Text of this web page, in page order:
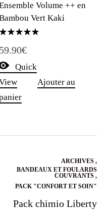
Volume ++ en
Vert Kaki
5.00
59.90€
Quick
Ajouter au
ARCHIVES ,
BANDEAUX ET FOULARDS
COUVRANTS ,
PACK "CONFORT ET SOIN"
Pack chimio Liberty